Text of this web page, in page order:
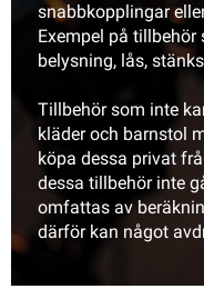
snabbkopplingar
Exempel på tillbehör
belysning, lås,
Tillbehör som inte
kläder och barnstol
köpa dessa privat
dessa tillbehör inte
omfattas av
därför kan något